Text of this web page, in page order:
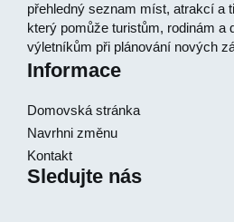
přehledný seznam míst, atrakcí a
který pomůže turistům, rodinám a
výletníkům při plánování nových
Informace
Domovská stránka
Navrhni změnu
Kontakt
Sledujte nás